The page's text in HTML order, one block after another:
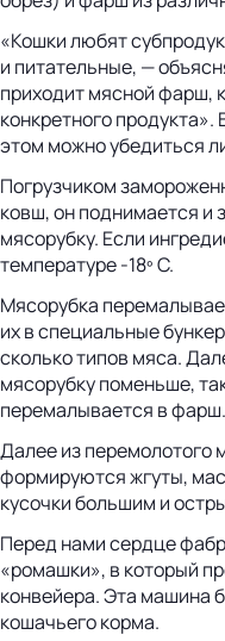
«Кошки любят
и питательные, —
приходит мясной фарш,
конкретного
этом можно убедиться
Погрузчиком
ковш, он поднимается и
мясорубку. Если
температуре -18º С.
Мясорубка
их в специальные
сколько типов мяса.
мясорубку поменьше,
перемалывается в фарш.
Далее из перемолотого
формируются жгуты,
кусочки большим и
Перед нами сердце
«ромашки», в который
конвейера. Эта машина
кошачьего корма.